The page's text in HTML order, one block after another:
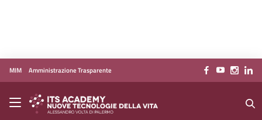
Vai ai contenuti
Vai al menu di navigazione
Vai al footer
MIM Amministrazione Trasparente